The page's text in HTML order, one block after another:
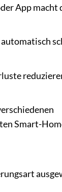
App macht
Smart-